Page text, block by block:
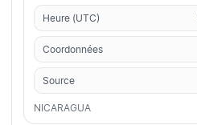
Heure (UTC)
Coordonnées
Source
NICARAGUA